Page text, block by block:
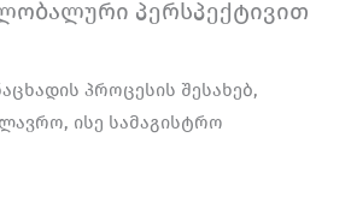
პერსპექტივით
პროცესის შესახებ,
ისე სამაგისტრო